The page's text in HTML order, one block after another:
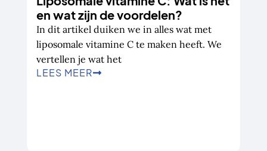
en wat zijn de voordelen?
In dit artikel duiken we in alles wat met
liposomale vitamine C te maken heeft. We
vertellen je wat het
LEES MEER